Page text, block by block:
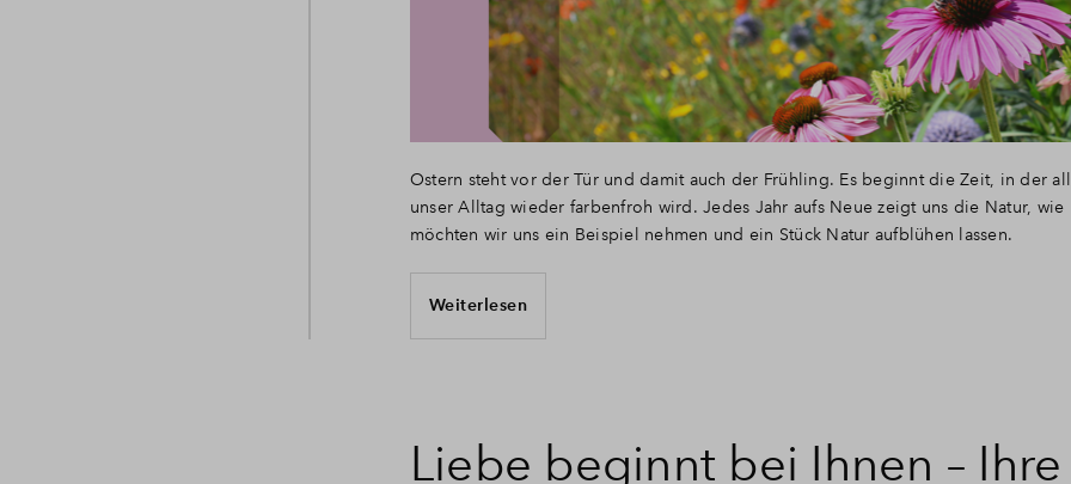
Ostern steht vor der Tür und damit auch der Frühling. Es beginnt die Zeit, in der
unser Alltag wieder farbenfroh wird. Jedes Jahr aufs Neue zeigt uns die Natur,
möchten wir uns ein Beispiel nehmen und ein Stück Natur aufblühen lassen.
Weiterlesen
Liebe beginnt bei Ihnen –